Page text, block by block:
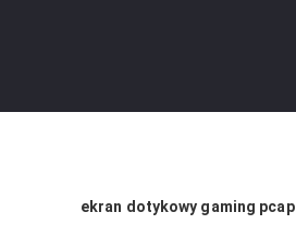
ekran dotykowy gaming pcap